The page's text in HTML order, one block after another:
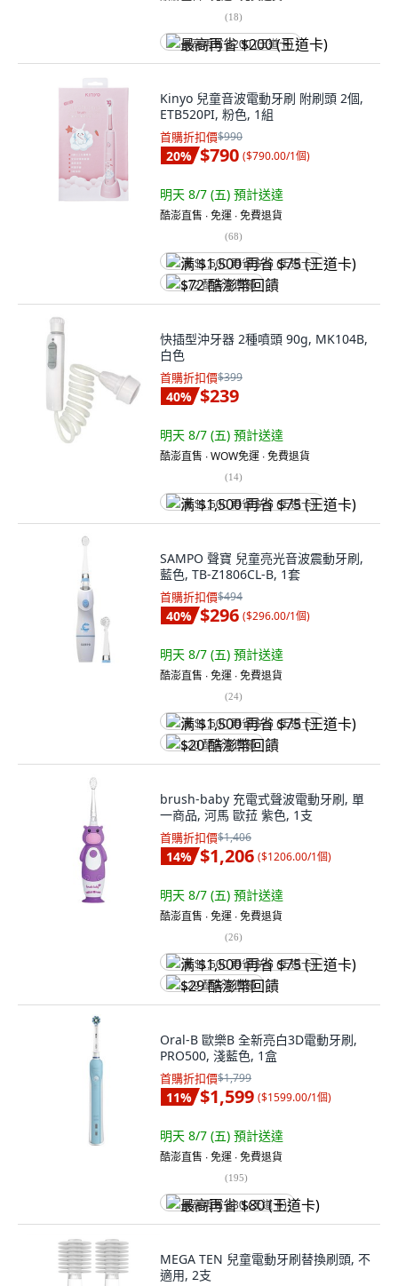
(18)
最高再省 $200 (王道卡)
Kinyo 兒童音波電動牙刷 附刷頭 2個,
ETB520PI, 粉色, 1組
首購折扣價$990
20% $790 ($790.00/1個)
明天 8/7 (五) 預計送達
酷澎直售 ∙ 免運 ∙ 免費退貨
(68)
满 $1,500 再省 $75 (王道卡)
$72 酷澎幣回饋
快插型沖牙器 2種噴頭 90g, MK104B,
白色
首購折扣價$399
40% $239
明天 8/7 (五) 預計送達
酷澎直售 ∙ WOW免運 ∙ 免費退貨
(14)
满 $1,500 再省 $75 (王道卡)
SAMPO 聲寶 兒童亮光音波震動牙刷,
藍色, TB-Z1806CL-B, 1套
首購折扣價$494
40% $296 ($296.00/1個)
明天 8/7 (五) 預計送達
酷澎直售 ∙ 免運 ∙ 免費退貨
(24)
满 $1,500 再省 $75 (王道卡)
$20 酷澎幣回饋
brush-baby 充電式聲波電動牙刷, 單
一商品, 河馬 歐菈 紫色, 1支
首購折扣價$1,406
14% $1,206 ($1206.00/1個)
明天 8/7 (五) 預計送達
酷澎直售 ∙ 免運 ∙ 免費退貨
(26)
满 $1,500 再省 $75 (王道卡)
$29 酷澎幣回饋
Oral-B 歐樂B 全新亮白3D電動牙刷,
PRO500, 淺藍色, 1盒
首購折扣價$1,799
11% $1,599 ($1599.00/1個)
明天 8/7 (五) 預計送達
酷澎直售 ∙ 免運 ∙ 免費退貨
(195)
最高再省 $80 (王道卡)
MEGA TEN 兒童電動牙刷替換刷頭, 不
適用, 2支